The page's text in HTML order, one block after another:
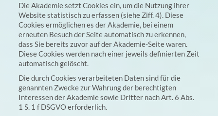
Die Akademie setzt Cookies ein, um die Nutzung ihrer
Website statistisch zu erfassen (siehe Ziff. 4). Diese
Cookies ermöglichen es der Akademie, bei einem
erneuten Besuch der Seite automatisch zu erkennen,
dass Sie bereits zuvor auf der Akademie-Seite waren.
Diese Cookies werden nach einer jeweils definierten Zeit
automatisch gelöscht.
Die durch Cookies verarbeiteten Daten sind für die
genannten Zwecke zur Wahrung der berechtigten
Interessen der Akademie sowie Dritter nach Art. 6 Abs.
1 S. 1 f DSGVO erforderlich.